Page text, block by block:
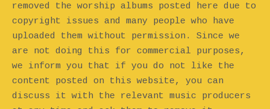
removed the worship albums posted here due to
copyright issues and many people who have
uploaded them without permission. Since we
are not doing this for commercial purposes,
we inform you that if you do not like the
content posted on this website, you can
discuss it with the relevant music producers